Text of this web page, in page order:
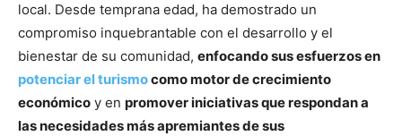
local. Desde temprana edad, ha demostrado un
compromiso inquebrantable con el desarrollo y el
bienestar de su comunidad, enfocando sus esfuerzos en
potenciar el turismocomo motor de crecimiento
económico y en promover iniciativas que respondan a
las necesidades más apremiantes de sus